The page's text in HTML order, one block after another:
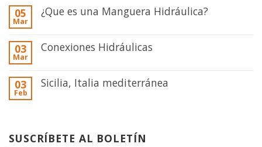
05
Mar
¿Que es una Manguera Hidráulica?
03
Mar
Conexiones Hidráulicas
03
Feb
Sicilia, Italia mediterránea
SUSCRÍBETE AL BOLETÍN